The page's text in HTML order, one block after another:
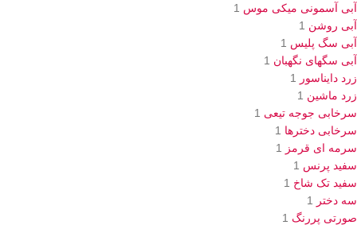
آبی آسمونی میکی موس 1
آبی روشن 1
آبی سگ پلیس 1
آبی سگهای نگهبان 1
زرد دایناسور
1
زرد ماشین 1
سرخابی جوجه تیعی 1
سرخابی دخترها 1
سرمه ای قرمز
1
سفید پرنس 1
سفید تک شاخ 1
سه دختر
1
صورتی پررنگ 1